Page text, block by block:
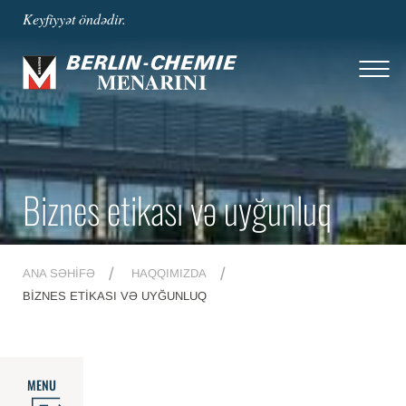
Keyfiyyət öndədir.
Biznes etikası və uyğunluq
ANA SƏHIFƏ
HAQQIMIZDA
BIZNES ETIKASI VƏ UYĞUNLUQ
MENU